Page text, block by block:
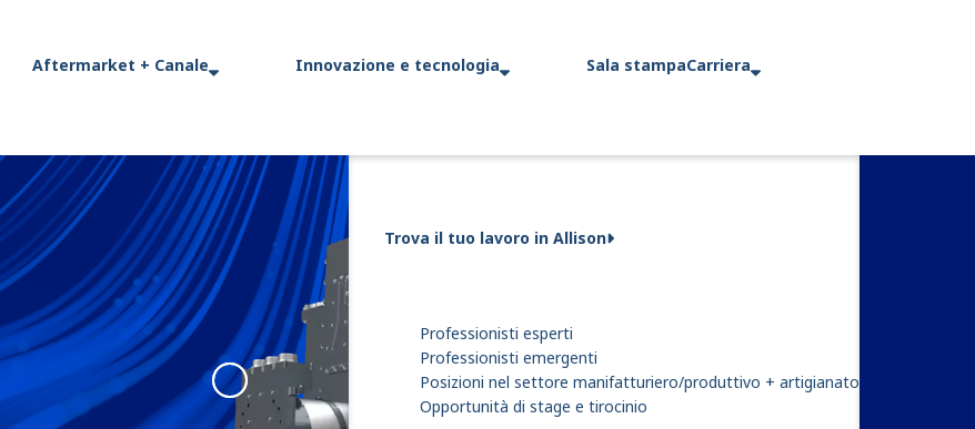
Aftermarket + Canale Innovazione e tecnologia Sala stampaCarriera
Trova il tuo lavoro in Allison
Professionisti esperti
Professionisti emergenti
Posizioni nel settore manifatturiero/produttivo + artigianato
Opportunità di stage e tirocinio